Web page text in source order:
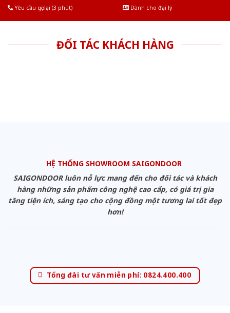
Yêu cầu gọi lại (3 phút)
Dành cho đại lý
ĐỐI TÁC KHÁCH HÀNG
HỆ THỐNG SHOWROOM SAIGONDOOR
SAIGONDOOR luôn nỗ lực mang đến cho đối tác và khách
hàng những sản phẩm công nghệ cao cấp, có giá trị gia
tăng tiện ích, sáng tạo cho cộng đồng một tương lai tốt đẹp
hơn!
Tổng đài tư vấn miễn phí: 0824.400.400